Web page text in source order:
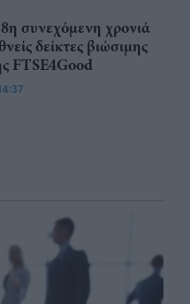
συνεχόμενη χρονιά
δείκτες βιώσιμης
FTSE4Good